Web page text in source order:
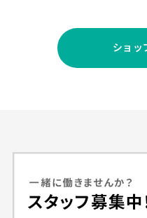
ショッ